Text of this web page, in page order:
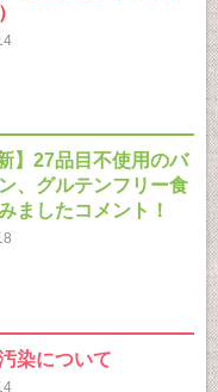
】27品目不使用のバ
、グルテンフリー食
ましたコメント！
染について